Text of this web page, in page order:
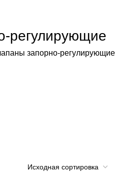
регулирующие
запорно-регулирующие